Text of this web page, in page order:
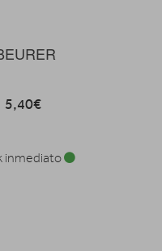
5,40€
inmediato